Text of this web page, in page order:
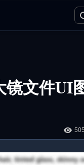
文件UI
505